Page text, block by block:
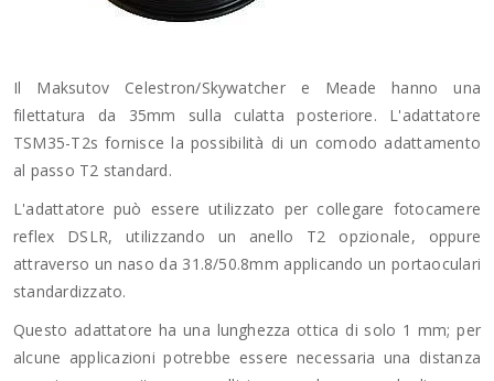
Il Maksutov Celestron/Skywatcher e Meade hanno una
filettatura da 35mm sulla culatta posteriore. L'adattatore
TSM35-T2s fornisce la possibilità di un comodo adattamento
al passo T2 standard.
L'adattatore può essere utilizzato per collegare fotocamere
reflex DSLR, utilizzando un anello T2 opzionale, oppure
attraverso un naso da 31.8/50.8mm applicando un portaoculari
standardizzato.
Questo adattatore ha una lunghezza ottica di solo 1 mm; per
alcune applicazioni potrebbe essere necessaria una distanza